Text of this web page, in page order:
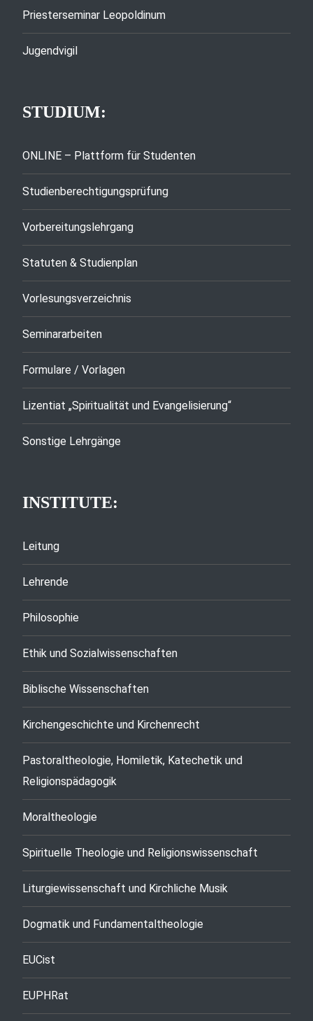
Priesterseminar Leopoldinum
Jugendvigil
STUDIUM:
ONLINE – Plattform für Studenten
Studienberechtigungsprüfung
Vorbereitungslehrgang
Statuten & Studienplan
Vorlesungsverzeichnis
Seminararbeiten
Formulare / Vorlagen
Lizentiat „Spiritualität und Evangelisierung“
Sonstige Lehrgänge
INSTITUTE:
Leitung
Lehrende
Philosophie
Ethik und Sozialwissenschaften
Biblische Wissenschaften
Kirchengeschichte und Kirchenrecht
Pastoraltheologie, Homiletik, Katechetik und
Religionspädagogik
Moraltheologie
Spirituelle Theologie und Religionswissenschaft
Liturgiewissenschaft und Kirchliche Musik
Dogmatik und Fundamentaltheologie
EUCist
EUPHRat